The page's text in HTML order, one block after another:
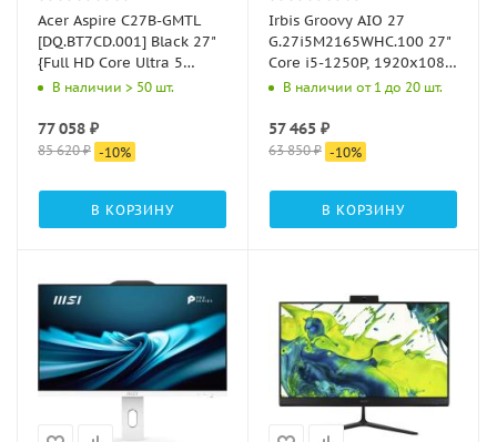
Acer Aspire C27B-GMTL
[DQ.BT7CD.001] Black 27"
{Full HD Core Ultra 5
115U/16Gb/SSD512Gb
В наличии > 50 шт.
77 058 ₽
85 620₽ -10%
В КОРЗИНУ
Irbis Groovy AIO 27
G.27i5M2165WHC.100 27"
Core i5-1250P, 1920x1080;
IPS, 16GB DDR4/512GB
В наличии от 1 до 20 шт.
57 465 ₽
63 850₽ -10%
В КОРЗИНУ